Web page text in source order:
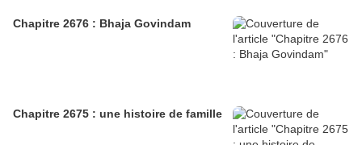
Chapitre 2676 : Bhaja Govindam
Chapitre 2675 : une histoire de famille